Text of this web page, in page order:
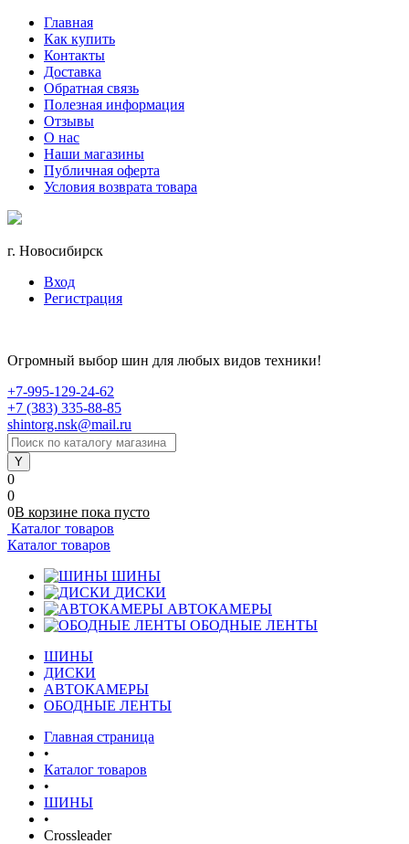
Главная
Как купить
Контакты
Доставка
Обратная связь
Полезная информация
Отзывы
О нас
Наши магазины
Публичная оферта
Условия возврата товара
г. Новосибирск
Вход
Регистрация
Огромный выбор шин для любых видов техники!
+7-995-129-24-62
+7 (383) 335-88-85
shintorg.nsk@mail.ru
0
0
0В корзине пока пусто
Каталог товаров
Каталог товаров
ШИНЫ
ДИСКИ
АВТОКАМЕРЫ
ОБОДНЫЕ ЛЕНТЫ
ШИНЫ
ДИСКИ
АВТОКАМЕРЫ
ОБОДНЫЕ ЛЕНТЫ
Главная страница
•
Каталог товаров
•
ШИНЫ
•
Crossleader